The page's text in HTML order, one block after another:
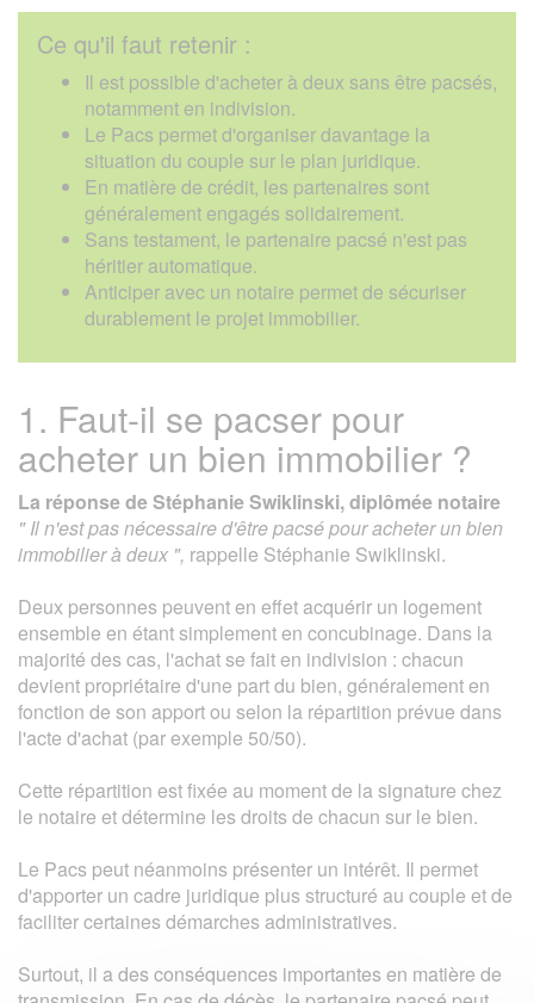
Ce qu'il faut retenir :
Il est possible d'acheter à deux sans être pacsés,
notamment en indivision.
Le Pacs permet d'organiser davantage la
situation du couple sur le plan juridique.
En matière de crédit, les partenaires sont
généralement engagés solidairement.
Sans testament, le partenaire pacsé n'est pas
héritier automatique.
Anticiper avec un notaire permet de sécuriser
durablement le projet immobilier.
1. Faut-il se pacser pour
acheter un bien immobilier ?
La réponse de Stéphanie Swiklinski, diplômée notaire
" Il n'est pas nécessaire d'être pacsé pour acheter un bien
immobilier à deux ", rappelle Stéphanie Swiklinski.
Deux personnes peuvent en effet acquérir un logement
ensemble en étant simplement en concubinage. Dans la
majorité des cas, l'achat se fait en indivision : chacun
devient propriétaire d'une part du bien, généralement en
fonction de son apport ou selon la répartition prévue dans
l'acte d'achat (par exemple 50/50).
Cette répartition est fixée au moment de la signature chez
le notaire et détermine les droits de chacun sur le bien.
Le Pacs peut néanmoins présenter un intérêt. Il permet
d'apporter un cadre juridique plus structuré au couple et de
faciliter certaines démarches administratives.
Surtout, il a des conséquences importantes en matière de